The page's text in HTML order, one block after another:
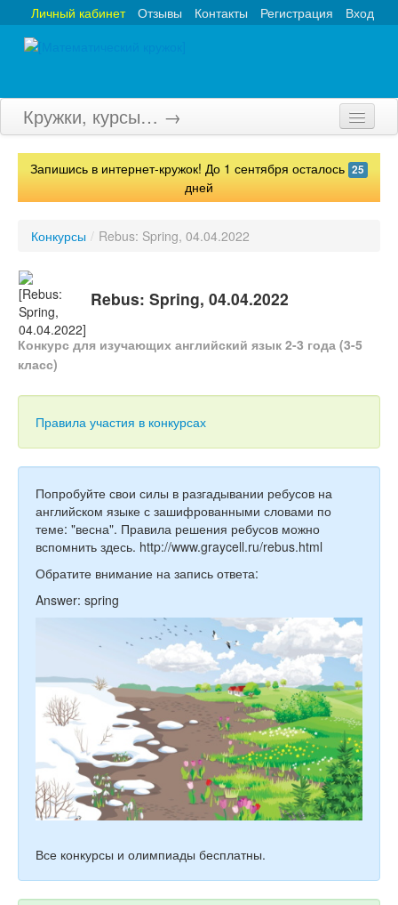
Вход
Регистрация
Контакты
Отзывы
Личный кабинет
Кружки, курсы… →
Главная
Турниры
Конкурсы
Вебинары
Тесты
Игры
Учитель
Запишись в интернет-кружок! До 1 сентября осталось 25
дней
Конкурсы / Rebus: Spring, 04.04.2022
Rebus: Spring, 04.04.2022
Конкурс для изучающих английский язык 2-3 года (3-5
класс)
Правила участия в конкурсах
Попробуйте свои силы в разгадывании ребусов на
английском языке с зашифрованными словами по
теме: "весна". Правила решения ребусов можно
вспомнить здесь. http://www.graycell.ru/rebus.html
Обратите внимание на запись ответа:
Answer: spring
Все конкурсы и олимпиады бесплатны.